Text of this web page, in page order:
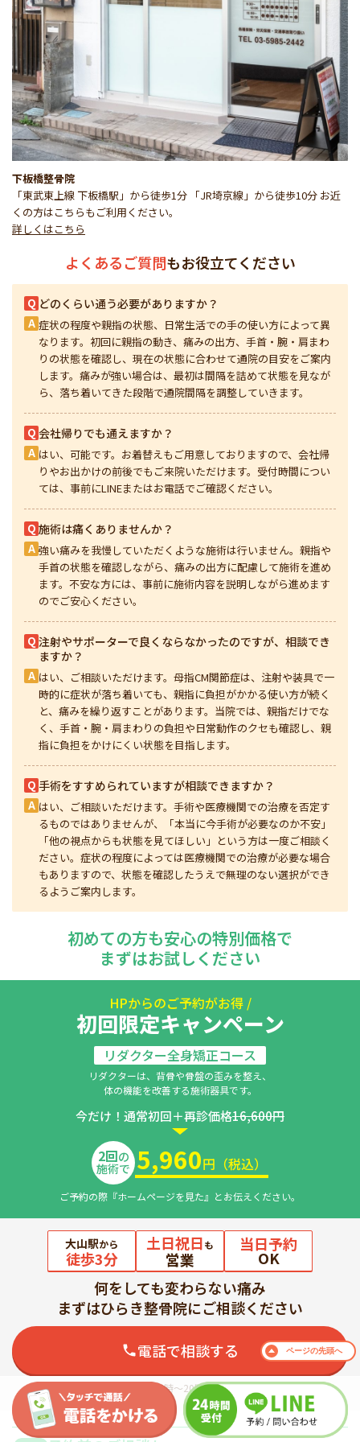
下板橋整骨院
「東武東上線 下板橋駅」から徒歩1分 「JR埼京線」から徒歩10分 お近
くの方はこちらもご利用ください。
詳しくはこちら
よくあるご質問もお役立てください
Q どのくらい通う必要がありますか？
A 症状の程度や親指の状態、日常生活での手の使い方によって異
なります。初回に親指の動き、痛みの出方、手首・腕・肩まわ
りの状態を確認し、現在の状態に合わせて通院の目安をご案内
します。痛みが強い場合は、最初は間隔を詰めて状態を見なが
ら、落ち着いてきた段階で通院間隔を調整していきます。
Q 会社帰りでも通えますか？
A はい、可能です。お着替えもご用意しておりますので、会社帰
りやお出かけの前後でもご来院いただけます。受付時間につい
ては、事前にLINEまたはお電話でご確認ください。
Q 施術は痛くありませんか？
A 強い痛みを我慢していただくような施術は行いません。親指や
手首の状態を確認しながら、痛みの出方に配慮して施術を進め
ます。不安な方には、事前に施術内容を説明しながら進めます
のでご安心ください。
Q 注射やサポーターで良くならなかったのですが、相談でき
ますか？
A はい、ご相談いただけます。母指CM関節症は、注射や装具で一
時的に症状が落ち着いても、親指に負担がかかる使い方が続く
と、痛みを繰り返すことがあります。当院では、親指だけでな
く、手首・腕・肩まわりの負担や日常動作のクセも確認し、親
指に負担をかけにくい状態を目指します。
Q 手術をすすめられていますが相談できますか？
A はい、ご相談いただけます。手術や医療機関での治療を否定す
るものではありませんが、「本当に今手術が必要なのか不安」
「他の視点からも状態を見てほしい」という方は一度ご相談く
ださい。症状の程度によっては医療機関での治療が必要な場合
もありますので、状態を確認したうえで無理のない選択ができ
るようご案内します。
初めての方も安心の特別価格で
まずはお試しください
HPからのご予約がお得 /
初回限定キャンペーン
リダクター全身矯正コース
リダクターは、背骨や骨盤の歪みを整え、
体の機能を改善する施術器具です。
今だけ！通常初回＋再診価格16,600円
2回の
施術で 5,960円（税込）
ご予約の際『ホームページを見た』とお伝えください。
大山駅から
徒歩3分
土日祝日も
営業
当日予約
OK
何をしても変わらない痛み
まずはひらき整骨院にご相談ください
電話で相談する
【電話受付時間：平日9時～20時、日・祝9時～19時】
ページの先頭へ